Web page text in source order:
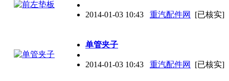
2014-01-03 10:43 重汽配件网 [已核实]
单管夹子
2014-01-03 10:43 重汽配件网 [已核实]